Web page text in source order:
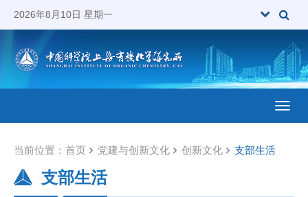
2026年8月10日 星期一
当前位置： 首页 党建与创新文化 创新文化 支部生活
支部生活